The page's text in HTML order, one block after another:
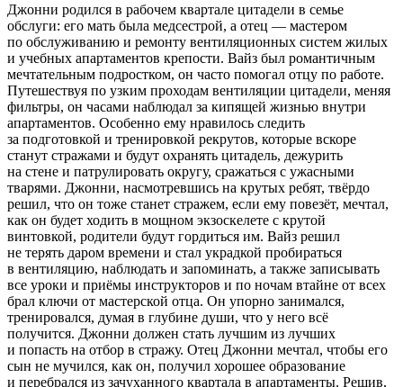
Джонни родился в рабочем квартале цитадели в семье
обслуги: его мать была медсестрой, а отец — мастером
по обслуживанию и ремонту вентиляционных систем жилых
и учебных апартаментов крепости. Вайз был романтичным
мечтательным подростком, он часто помогал отцу по работе.
Путешествуя по узким проходам вентиляции цитадели, меняя
фильтры, он часами наблюдал за кипящей жизнью внутри
апартаментов. Особенно ему нравилось следить
за подготовкой и тренировкой рекрутов, которые вскоре
станут стражами и будут охранять цитадель, дежурить
на стене и патрулировать округу, сражаться с ужасными
тварями. Джонни, насмотревшись на крутых ребят, твёрдо
решил, что он тоже станет стражем, если ему повезёт, мечтал,
как он будет ходить в мощном экзоскелете с крутой
винтовкой, родители будут гордиться им. Вайз решил
не терять даром времени и стал украдкой пробираться
в вентиляцию, наблюдать и запоминать, а также записывать
все уроки и приёмы инструкторов и по ночам втайне от всех
брал ключи от мастерской отца. Он упорно занимался,
тренировался, думая в глубине души, что у него всё
получится. Джонни должен стать лучшим из лучших
и попасть на отбор в стражу. Отец Джонни мечтал, чтобы его
сын не мучился, как он, получил хорошее образование
и перебрался из зачуханного квартала в апартаменты. Решив,